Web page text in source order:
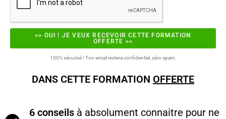
>> OUI ! JE VEUX RECEVOIR CETTE FORMATION
OFFERTE <<
100% sécurisé ! Ton email restera confidentiel, zéro spam.
DANS CETTE FORMATION OFFERTE
6 conseilsà absolument connaitre pour ne